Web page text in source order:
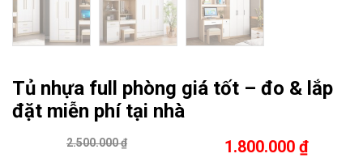
Tủ nhựa full phòng giá tốt – đo & lắp
đặt miễn phí tại nhà
2.500.000 ₫ 1.800.000 ₫